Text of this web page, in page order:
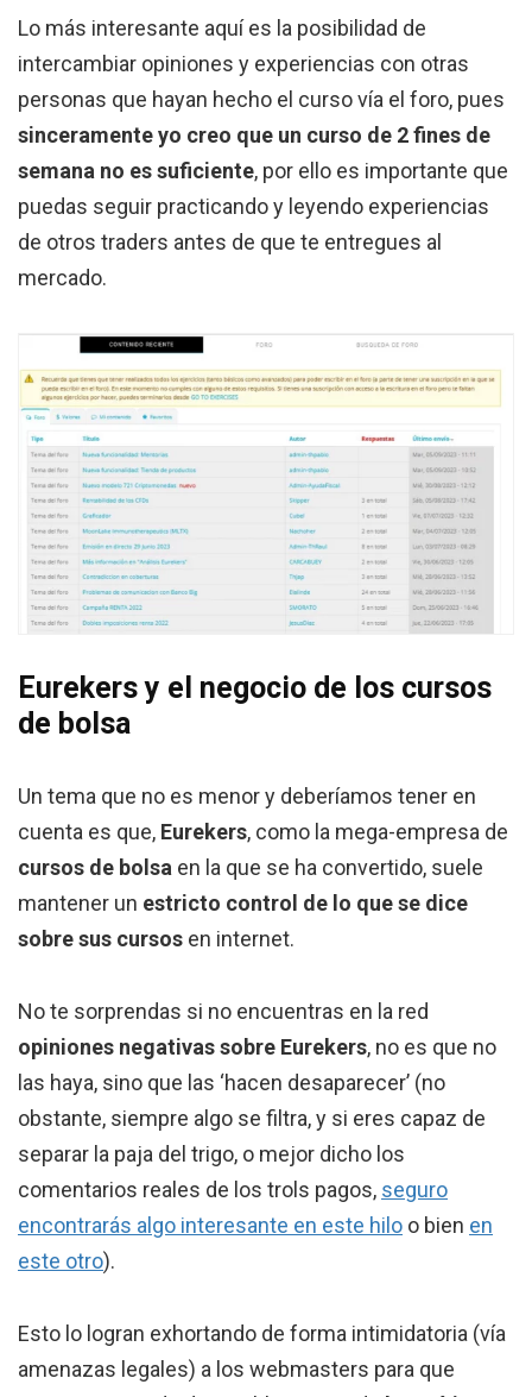
Lo más interesante aquí es la posibilidad de
intercambiar opiniones y experiencias con otras
personas que hayan hecho el curso vía el foro, pues
sinceramente yo creo que un curso de 2 fines de
semana no es suficiente, por ello es importante que
puedas seguir practicando y leyendo experiencias
de otros traders antes de que te entregues al
mercado.
Eurekers y el negocio de los cursos
de bolsa
Un tema que no es menor y deberíamos tener en
cuenta es que, Eurekers, como la mega-empresa de
cursos de bolsa en la que se ha convertido, suele
mantener un estricto control de lo que se dice
sobre sus cursos en internet.
No te sorprendas si no encuentras en la red
opiniones negativas sobre Eurekers, no es que no
las haya, sino que las ‘hacen desaparecer’ (no
obstante, siempre algo se filtra, y si eres capaz de
separar la paja del trigo, o mejor dicho los
comentarios reales de los trols pagos, seguro
encontrarás algo interesante en este hilo o bien en
este otro).
Esto lo logran exhortando de forma intimidatoria (vía
amenazas legales) a los webmasters para que